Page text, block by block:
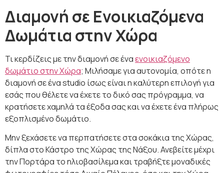
Διαμονή σε Ενοικιαζόμενα
Δωμάτια στην Χώρα
Τι κερδίζεις με την διαμονή σε έναενοικιαζόμενο
δωμάτιο στην Χώρα; Μιλήσαμε για αυτονομία, οπότε η
διαμονή σε ένα studio ίσως είναι η καλύτερη επιλογή για
εσάς που θέλετε να έχετε το δικό σας πρόγραμμα, να
κρατήσετε χαμηλά τα έξοδα σας και να έχετε ένα πλήρως
εξοπλισμένο δωμάτιο.
Μην ξεχάσετε να περπατήσετε στα σοκάκια της Χώρας,
δίπλα στο Κάστρο της Χώρας της Νάξου. Ανεβείτε μέχρι
την Πορτάρα το ηλιοβασίλεμα και τραβήξτε μοναδικές